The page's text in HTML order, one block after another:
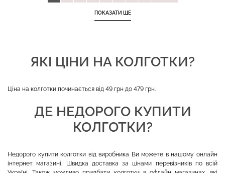
ПОКАЗАТИ ЩЕ
ЯКІ ЦІНИ НА КОЛГОТКИ?
Ціна на колготки починається від 49 грн до 479 грн.
ДЕ НЕДОРОГО КУПИТИ
КОЛГОТКИ?
Недорого купити колготки від виробника Ви можете в нашому онлайн
інтернет магазині. Швидка доставка за цінами перевізників по всій